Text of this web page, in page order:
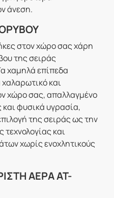
άνεση.
στον χώρο σας χάρη
της σειράς
χαμηλά επίπεδα
και
χώρο σας, απαλλαγμένο
φυσικά υγρασία,
της σειράς ως την
και
χωρίς ενοχλητικούς
ΑΕΡΑ AT-